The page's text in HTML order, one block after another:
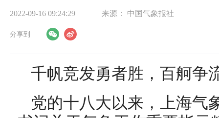
2022-09-16 09:24:29 来源： 中国气象报社
分享到
千帆竞发勇者胜，百舸争
党的十八大以来，上海气